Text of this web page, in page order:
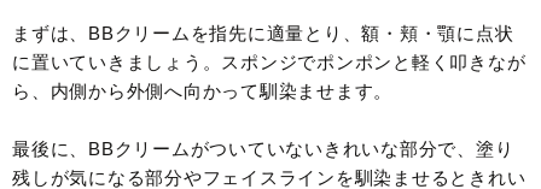
まずは、BBクリームを指先に適量とり、額・頬・顎に点状
に置いていきましょう。スポンジでポンポンと軽く叩きなが
ら、内側から外側へ向かって馴染ませます。
最後に、BBクリームがついていないきれいな部分で、塗り
残しが気になる部分やフェイスラインを馴染ませるときれい